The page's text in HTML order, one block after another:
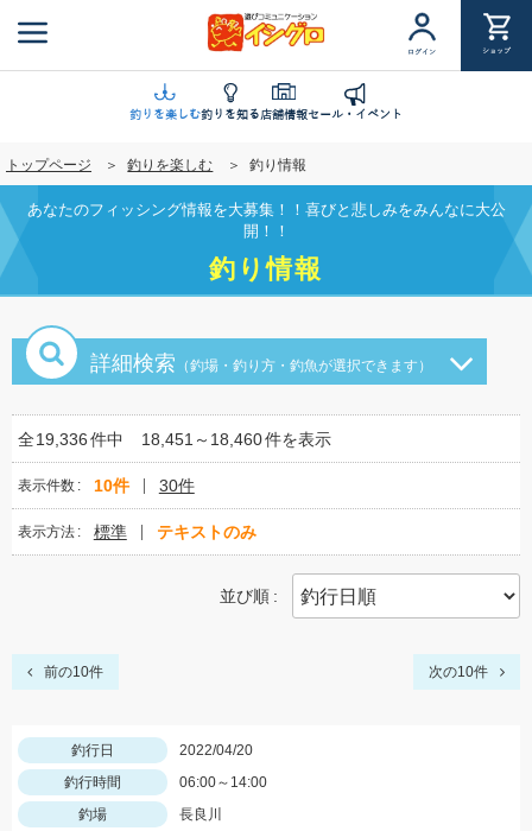
ン
に
移
動
ログイン ショップ
釣りを楽しむ釣りを知る店舗情報セール・イベント
トップページ 釣りを楽しむ 釣り情報
あなたのフィッシング情報を大募集！！喜びと悲しみをみんなに大公
開！！
釣り情報
詳細検索 （釣場・釣り方・釣魚が選択できます）
全19,336件中 18,451～18,460件を表示
表示件数 10件 30件
表示方法 標準 テキストのみ
並び順
前の10件 次の10件
釣行日
2022/04/20
釣行時間
06:00～14:00
釣場
長良川